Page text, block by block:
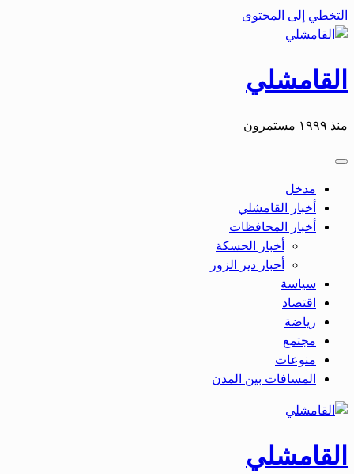
التخطي إلى المحتوى
القامشلي
منذ ١٩٩٩ مستمرون
مدخل
أخبار القامشلي
أخبار المحافظات
أخبار الحسكة
أحبار دير الزور
سياسة
اقتصاد
رياضة
مجتمع
منوعات
المسافات بين المدن
القامشلي